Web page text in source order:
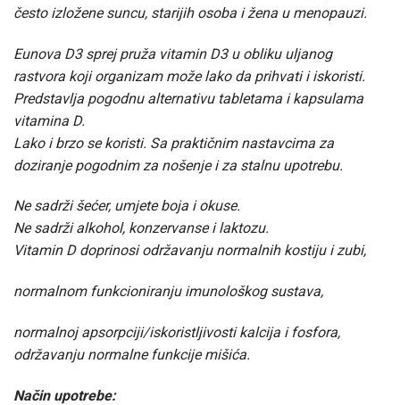
često izložene suncu, starijih osoba i žena u menopauzi.
Eunova D3 sprej pruža vitamin D3 u obliku uljanog
rastvora koji organizam može lako da prihvati i iskoristi.
Predstavlja pogodnu alternativu tabletama i kapsulama
vitamina D.
Lako i brzo se koristi. Sa praktičnim nastavcima za
doziranje pogodnim za nošenje i za stalnu upotrebu.
Ne sadrži šećer, umjete boja i okuse.
Ne sadrži alkohol, konzervanse i laktozu.
Vitamin D doprinosi održavanju normalnih kostiju i zubi,
normalnom funkcioniranju imunološkog sustava,
normalnoj apsorpciji/iskoristljivosti kalcija i fosfora,
održavanju normalne funkcije mišića.
Način upotrebe: